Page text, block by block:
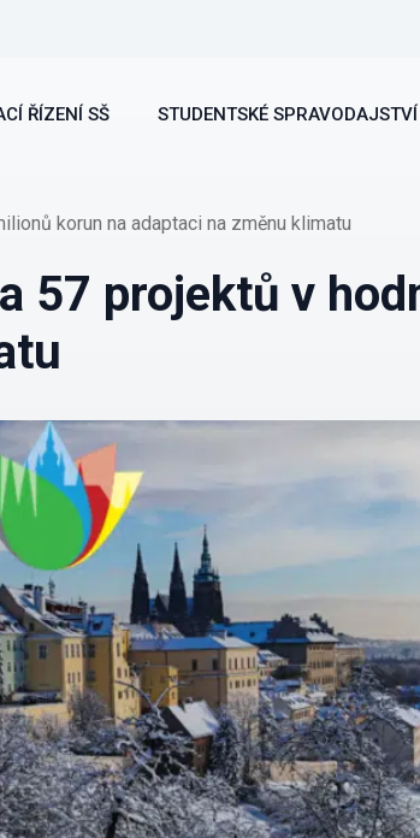
ŘÍZENÍ SŠ STUDENTSKÉ SPRAVODAJSTVÍ
korun na adaptaci na změnu klimatu
57 projektů v